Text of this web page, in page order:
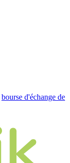
bourse d'échange de